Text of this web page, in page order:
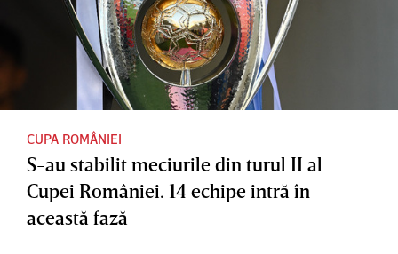
CUPA ROMÂNIEI
S-au stabilit meciurile din turul II al
Cupei României. 14 echipe intră în
această fază